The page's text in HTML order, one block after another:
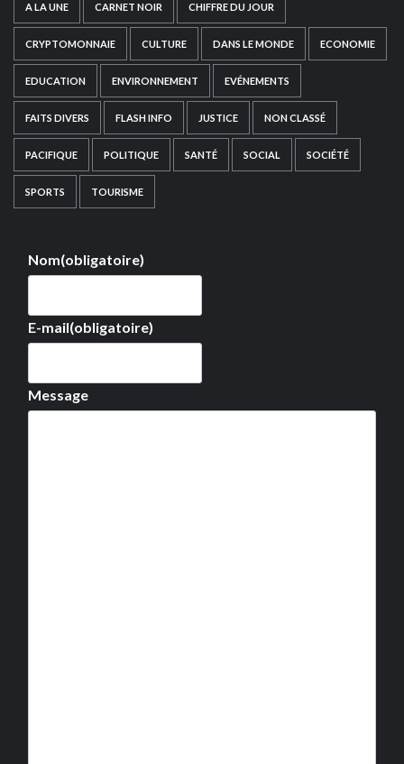
A LA UNE CARNET NOIR CHIFFRE DU JOUR
CRYPTOMONNAIE CULTURE DANS LE MONDE ECONOMIE
EDUCATION ENVIRONNEMENT EVÉNEMENTS
FAITS DIVERS FLASH INFO JUSTICE NON CLASSÉ
PACIFIQUE POLITIQUE SANTÉ SOCIAL SOCIÉTÉ
SPORTS TOURISME
Nom(obligatoire)
E-mail(obligatoire)
Message